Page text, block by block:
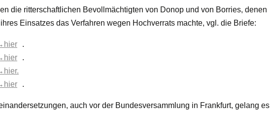
die ritterschaftlichen Bevollmächtigten von Donop und von Borries, denen
Einsatzes das Verfahren wegen Hochverrats machte, vgl. die Briefe:
.
.
.
auch vor der Bundesversammlung in Frankfurt, gelang es